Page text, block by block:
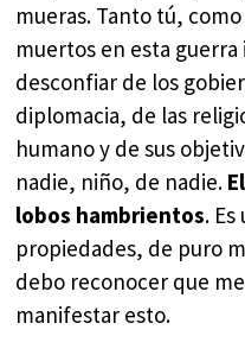
mueras. Tanto tú,
muertos en esta
desconfiar de los
diplomacia, de las
humano y de sus
nadie, niño, de nadie.
lobos hambrientos.
propiedades, de puro
debo reconocer que
manifestar esto.